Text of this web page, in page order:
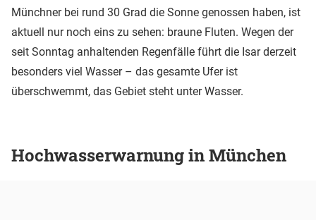
Münchner bei rund 30 Grad die Sonne genossen haben, ist
aktuell nur noch eins zu sehen: braune Fluten. Wegen der
seit Sonntag anhaltenden Regenfälle führt die Isar derzeit
besonders viel Wasser – das gesamte Ufer ist
überschwemmt, das Gebiet steht unter Wasser.
Hochwasserwarnung in München